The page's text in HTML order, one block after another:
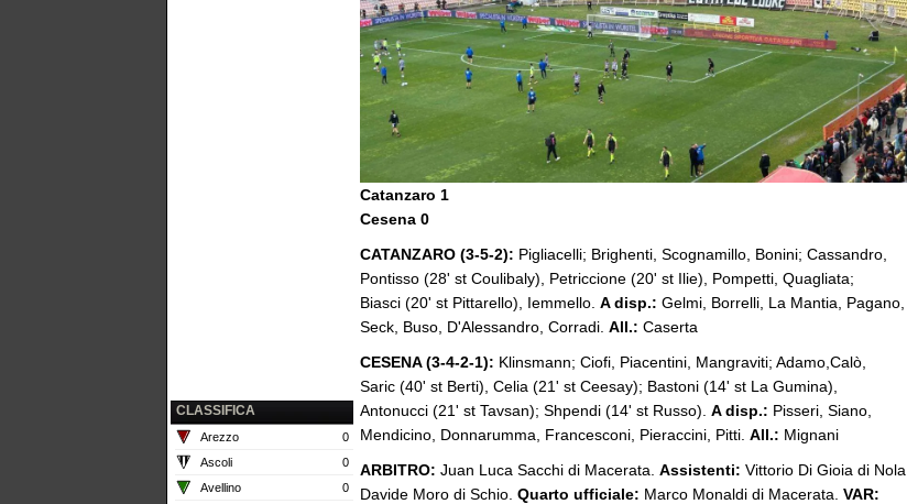
CLASSIFICA
Arezzo
0
Ascoli
0
Avellino
0
Catanzaro 1
Cesena 0
CATANZARO (3-5-2): Pigliacelli; Brighenti, Scognamillo, Bonini; Cassandro,
Pontisso (28' st Coulibaly), Petriccione (20' st Ilie), Pompetti, Quagliata;
Biasci (20' st Pittarello), Iemmello. A disp.: Gelmi, Borrelli, La Mantia, Pagano,
Seck, Buso, D'Alessandro, Corradi. All.: Caserta
CESENA (3-4-2-1): Klinsmann; Ciofi, Piacentini, Mangraviti; Adamo,Calò,
Saric (40' st Berti), Celia (21' st Ceesay); Bastoni (14' st La Gumina),
Antonucci (21' st Tavsan); Shpendi (14' st Russo). A disp.: Pisseri, Siano,
Mendicino, Donnarumma, Francesconi, Pieraccini, Pitti. All.: Mignani
ARBITRO: Juan Luca Sacchi di Macerata. Assistenti: Vittorio Di Gioia di
Davide Moro di Schio. Quarto ufficiale: Marco Monaldi di Macerata. VAR: